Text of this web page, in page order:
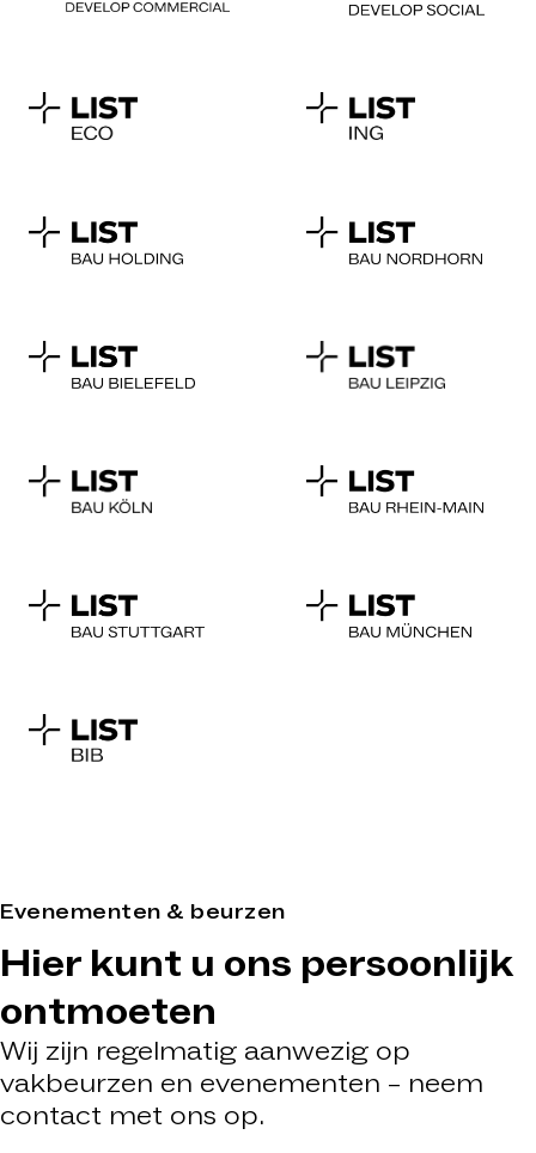
Evenementen & beurzen
Hier kunt u ons persoonlijk
ontmoeten
Wij zijn regelmatig aanwezig op
vakbeurzen en evenementen – neem
contact met ons op.